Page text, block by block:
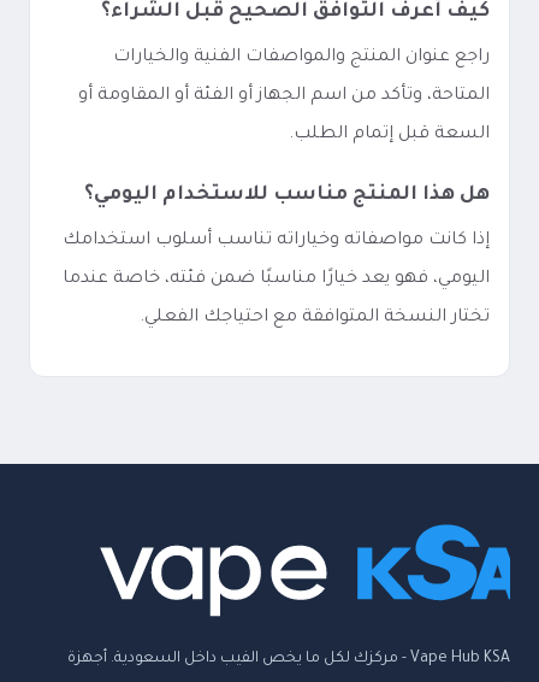
كيف أعرف التوافق الصحيح قبل الشراء؟
راجع عنوان المنتج والمواصفات الفنية والخيارات
المتاحة، وتأكد من اسم الجهاز أو الفئة أو المقاومة أو
السعة قبل إتمام الطلب.
هل هذا المنتج مناسب للاستخدام اليومي؟
إذا كانت مواصفاته وخياراته تناسب أسلوب استخدامك
اليومي، فهو يعد خيارًا مناسبًا ضمن فئته، خاصة عندما
تختار النسخة المتوافقة مع احتياجك الفعلي.
Vape Hub KSA - مركزك لكل ما يخص الفيب داخل السعودية. أجهزة